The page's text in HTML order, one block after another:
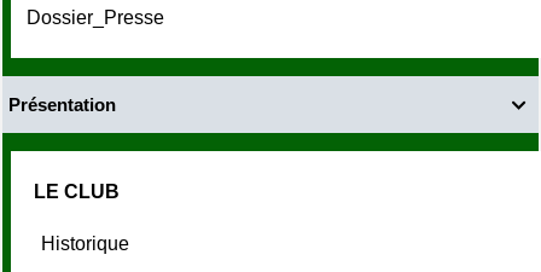
Dossier_Presse

Présentation
LE CLUB
Historique